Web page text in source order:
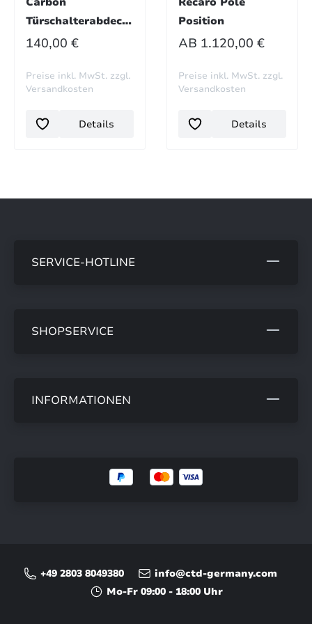
Türschalterabdeck
ung
REGULÄRER PREIS:
140,00 €
Preise inkl. MwSt. zzgl.
Versandkosten
Details
Position
REGULÄRER PREIS:
AB 1.120,00 €
Preise inkl. MwSt. zzgl.
Versandkosten
Details
SERVICE-HOTLINE
SHOPSERVICE
INFORMATIONEN
+49 2803 8049380
info@ctd-germany.com
Mo-Fr 09:00 - 18:00 Uhr